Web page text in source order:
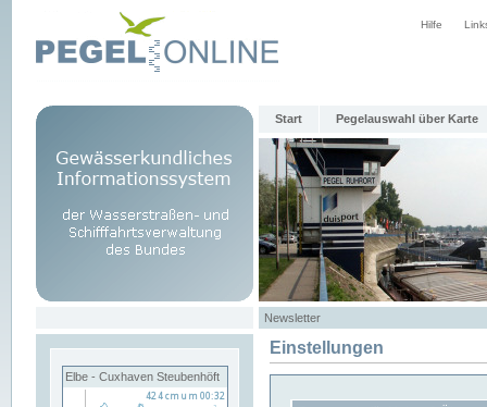
Hilfe
Start Pegelauswahl über Karte
Newsletter
Elbe - Cuxhaven Steubenhöft
Einstellungen